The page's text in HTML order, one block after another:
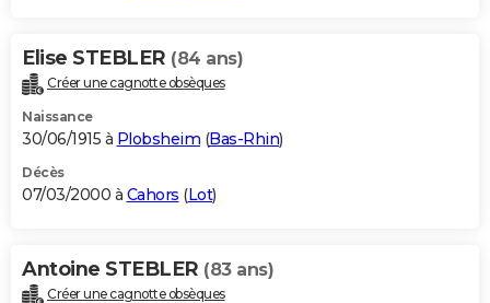
Elise STEBLER (84 ans)
Créer une cagnotte obsèques
Naissance
30/06/1915 à Plobsheim (Bas-Rhin)
Décès
07/03/2000 à Cahors (Lot)
Antoine STEBLER (83 ans)
Créer une cagnotte obsèques